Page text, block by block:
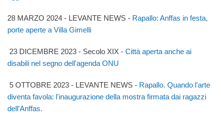
28 MARZO 2024 - LEVANTE NEWS - Rapallo: Anffas in festa,
porte aperte a Villa Gimelli
23 DICEMBRE 2023 - Secolo XIX - Città aperta anche ai
disabili nel segno dell'agenda ONU
5 OTTOBRE 2023 - LEVANTE NEWS - Rapallo. Quando l'arte
diventa favola: l'inaugurazione della mostra firmata dai ragazzi
dell'Anffas.